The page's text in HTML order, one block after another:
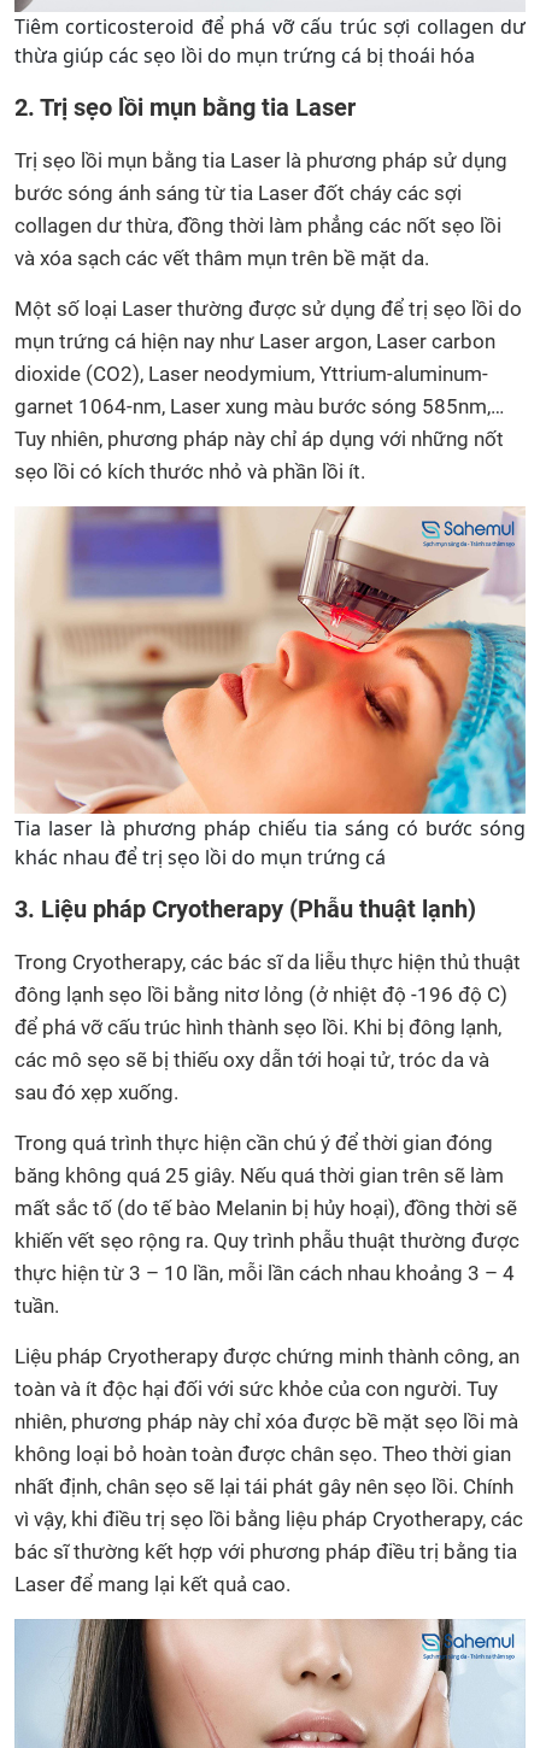
Tiêm corticosteroid để phá vỡ cấu trúc sợi collagen dư
thừa giúp các sẹo lồi do mụn trứng cá bị thoái hóa
2. Trị sẹo lồi mụn bằng tia Laser
Trị sẹo lồi mụn bằng tia Laser là phương pháp sử dụng
bước sóng ánh sáng từ tia Laser đốt cháy các sợi
collagen dư thừa, đồng thời làm phẳng các nốt sẹo lồi
và xóa sạch các vết thâm mụn trên bề mặt da.
Một số loại Laser thường được sử dụng để trị sẹo lồi do
mụn trứng cá hiện nay như Laser argon, Laser carbon
dioxide (CO2), Laser neodymium, Yttrium-aluminum-
garnet 1064-nm, Laser xung màu bước sóng 585nm,…
Tuy nhiên, phương pháp này chỉ áp dụng với những nốt
sẹo lồi có kích thước nhỏ và phần lồi ít.
Tia laser là phương pháp chiếu tia sáng có bước sóng
khác nhau để trị sẹo lồi do mụn trứng cá
3. Liệu pháp Cryotherapy (Phẫu thuật lạnh)
Trong Cryotherapy, các bác sĩ da liễu thực hiện thủ thuật
đông lạnh sẹo lồi bằng nitơ lỏng (ở nhiệt độ -196 độ C)
để phá vỡ cấu trúc hình thành sẹo lồi. Khi bị đông lạnh,
các mô sẹo sẽ bị thiếu oxy dẫn tới hoại tử, tróc da và
sau đó xẹp xuống.
Trong quá trình thực hiện cần chú ý để thời gian đóng
băng không quá 25 giây. Nếu quá thời gian trên sẽ làm
mất sắc tố (do tế bào Melanin bị hủy hoại), đồng thời sẽ
khiến vết sẹo rộng ra. Quy trình phẫu thuật thường được
thực hiện từ 3 – 10 lần, mỗi lần cách nhau khoảng 3 – 4
tuần.
Liệu pháp Cryotherapy được chứng minh thành công, an
toàn và ít độc hại đối với sức khỏe của con người. Tuy
nhiên, phương pháp này chỉ xóa được bề mặt sẹo lồi mà
không loại bỏ hoàn toàn được chân sẹo. Theo thời gian
nhất định, chân sẹo sẽ lại tái phát gây nên sẹo lồi. Chính
vì vậy, khi điều trị sẹo lồi bằng liệu pháp Cryotherapy, các
bác sĩ thường kết hợp với phương pháp điều trị bằng tia
Laser để mang lại kết quả cao.